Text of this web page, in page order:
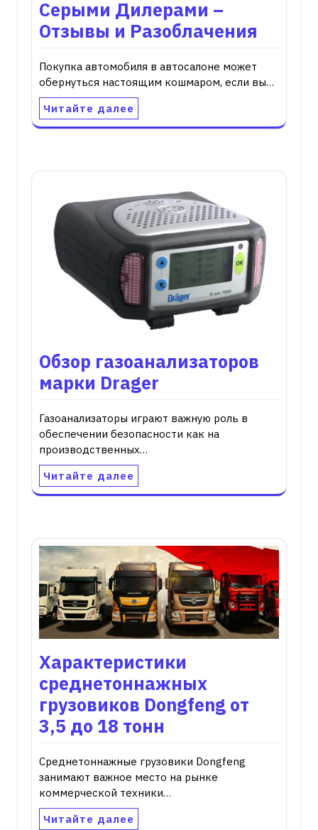
Серыми Дилерами –
Отзывы и Разоблачения
Покупка автомобиля в автосалоне может
обернуться настоящим кошмаром, если вы…
Читайте далее
Обзор газоанализаторов
марки Drager
Газоанализаторы играют важную роль в
обеспечении безопасности как на
производственных…
Читайте далее
Характеристики
среднетоннажных
грузовиков Dongfeng от
3,5 до 18 тонн
Среднетоннажные грузовики Dongfeng
занимают важное место на рынке
коммерческой техники…
Читайте далее